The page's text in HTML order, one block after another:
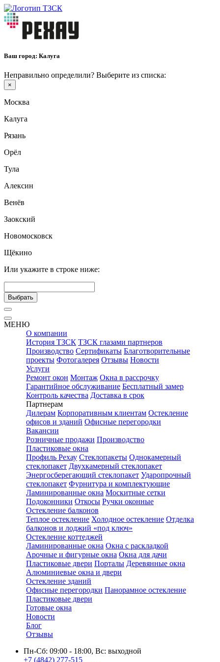
Ваш город: Калуга
Неправильно определили? Выберите из списка:
×
Москва
Калуга
Рязань
Орёл
Тула
Алексин
Венёв
Заокский
Новомосковск
Щёкино
Или укажите в строке ниже:
Выбрать
МЕНЮ
О компании
История ТЗСК ТЗСК глазами партнеров
Производство Сертификаты Благотворительные
проекты Фотогалерея Отзывы Новости
Услуги
Ремонт окон Монтаж Окна в рассрочку
Гарантийное обслуживание Бесплатный замер
Контроль качества Доставка в срок
Партнерам
Дилерам Корпоративным клиентам Остекление
офисов и зданий Офисные перегородки
Вакансии
Розничные продажи Производство
Пластиковые окна
Профиль Рехау Стеклопакеты Однокамерный
стеклопакет Двухкамерный стеклопакет
Энергосберегающий стеклопакет Ударопрочный
стеклопакет Фурнитура и комплектующие
Ламинированные окна Москитные сетки
Подоконники Откосы Ручки оконные
Остекление балконов
Теплое остекление Холодное остекление Отделка
балконов и лоджий «под ключ»
Остекление коттеджей
Ламинированные окна Окна с раскладкой
Арочные и фигурные окна Окна для дачи
Пластиковые двери Порталы Деревянные окна
Алюминиевые окна и двери
Остекление зданий
Офисные перегородки Панорамное остекление
Пластиковые двери
Готовые окна
Новости
Блог
Отзывы
Пн-Сб: 09:00 - 18:00, Вс: выходной
+7 (4842) 277-515